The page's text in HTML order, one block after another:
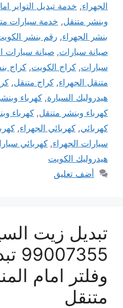
الجهراء, خدمة تبديل التواير
وبنشر متنقل, خدمة سيارات
بنشر الجهراء, رقم بنشر
صيانة سيارات, صيانة سيارات
سيارات, كراج الكويت, كراج
متنقل الجهراء, كراج متنقل,
هيدروليك السيارة, كهرباء
كهرباء وبنشر متنقل, كهرباء
كهربائي, كهربائي الجهراء,
سيارات الجهراء, كهربائي
هيدروليك الكويت
أضف تعليق
تبديل زيت
وفلتر امام
متنقل